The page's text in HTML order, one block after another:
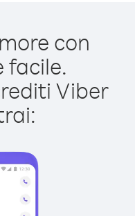
con
facile.
Viber